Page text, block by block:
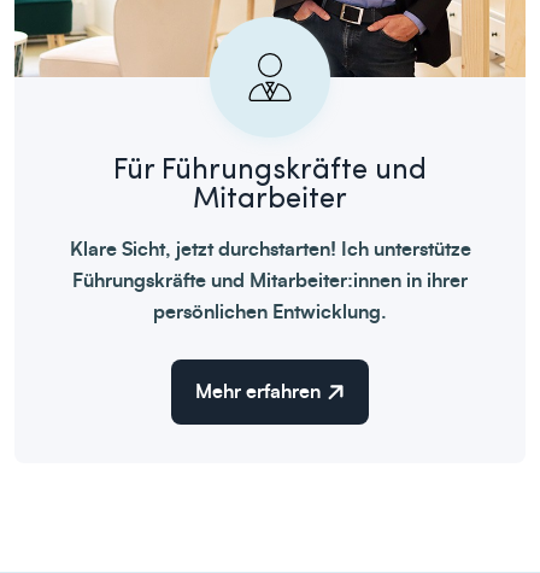
Für Führungskräfte und
Mitarbeiter
Klare Sicht, jetzt durchstarten! Ich unterstütze
Führungskräfte und Mitarbeiter:innen in ihrer
persönlichen Entwicklung.
Mehr erfahren